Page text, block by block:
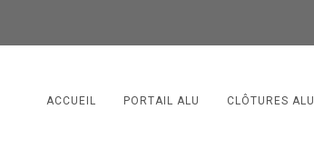
ACCUEIL PORTAIL ALU CLÔTURES ALU